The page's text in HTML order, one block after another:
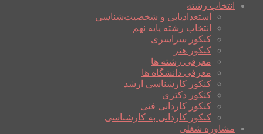
انتخاب رشته
استعدادیابی و شخصیت‌شناسی
انتخاب رشته پایه نهم
کنکور سراسری
کنکور هنر
معرفی رشته ها
معرفی دانشگاه ها
کنکور کارشناسی ارشد
کنکور دکتری
کنکور کاردانی فنی
کنکور کاردانی به کارشناسی
مشاوره شغلی